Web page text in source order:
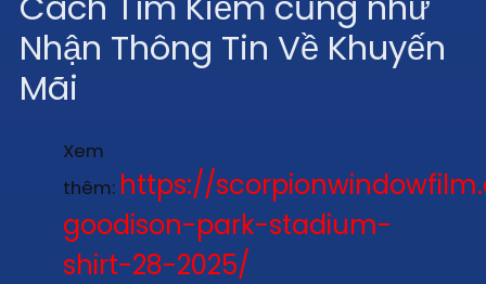
Nhận Thông Tin Về Khuyến
Mãi
Xem
thêm: https://
goodison-park-stadium-
shirt-28-2025/